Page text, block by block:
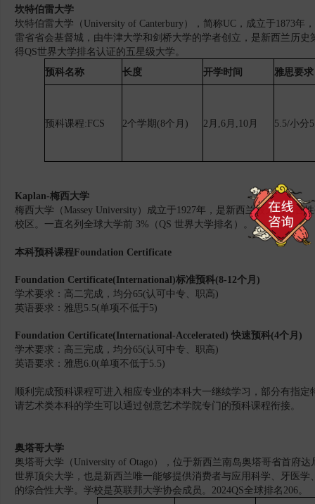
坎特伯雷大学
坎特伯雷大学（University of Canterbury），简称UC，成立于1873
雷省省会基督城，由牛津大学和剑桥大学的学者创立，是新西兰历
得QS世界大学排名认证的五星级大学。
预科名称
长度 开学时间 雅思要求
预科课程:FCS 2个学期(8个月) 2月,6月,10月 5.5/小分
Kaplan-梅西大学
梅西大学（Massey University）
成立于1927年，是新西兰最大的综合
校区。一直名列全球大学前 3%（QS 世界大学排名）。
本科预科课程Foundation Certificate
Foundation Certificate(International)标准预科(8-12个月)
学术要求：高二完成，均分65(认可中专、职高)
英语要求：雅思5.5(单项不低于5)
Foundation Certificate(International-Accelerated) 快速预科(4个月)
学术要求：高三完成，均分65(认可中专、职高)
英语要求：雅思6.0(单项不低于5.5)
顺利完成预科课程可进入相应专业的本科大一继续学习，部分有指
请艺术类本科的学生可以通过创意艺术学院专门的预科课程衔接。
奥塔哥大学
奥塔哥大学（University of Otago），位于新西兰南岛奥塔哥省首府
世界顶尖大学，也是新西兰唯一能够提供消费者与应用科学、牙医
的综合性大学。学校是英联邦大学协会成员。2024QS全球排名206。